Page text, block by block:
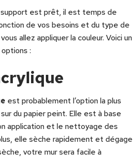
est prêt, il est temps de
de vos besoins et du type de
allez appliquer la couleur. Voici un
:
est probablement l’option la plus
du papier peint. Elle est à base
application et le nettoyage des
elle sèche rapidement et dégage
votre mur sera facile à